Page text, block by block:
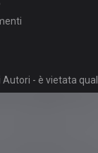
- è vietata